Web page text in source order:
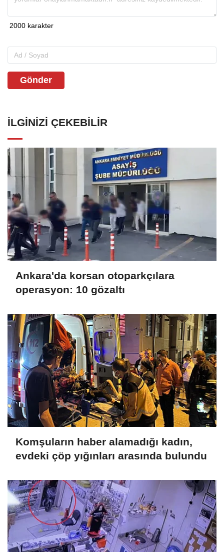
Gönder
İLGINIZI ÇEKEBILIR
Ankara'da korsan otoparkçılara
operasyon: 10 gözaltı
Komşuların haber alamadığı kadın,
evdeki çöp yığınları arasında bulundu